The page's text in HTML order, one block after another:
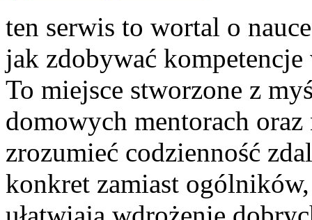
ten serwis to wortal o
jak zdobywać
To miejsce stworzone z
domowych mentorach
zrozumieć codzienność
konkret zamiast